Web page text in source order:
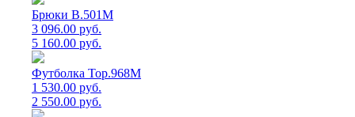
Брюки B.501M
3 096.00 руб.
5 160.00 руб.
Футболка Top.968M
1 530.00 руб.
2 550.00 руб.